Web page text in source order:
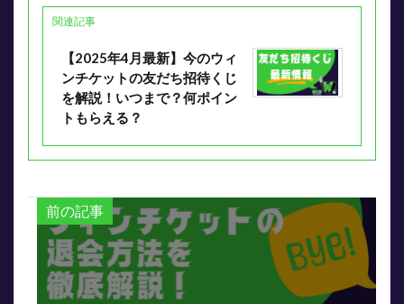
関連記事
【2025年4月最新】今のウィ
ンチケットの友だち招待くじ
を解説！いつまで？何ポイン
トもらえる？
前の記事